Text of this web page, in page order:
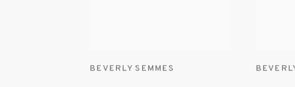
BEVERLY SEMMES